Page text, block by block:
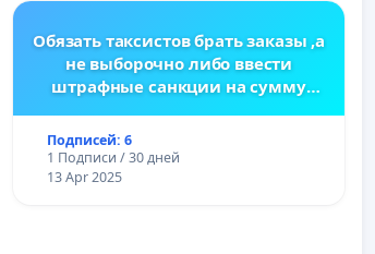
Обязать таксистов брать заказы ,а
не выборочно либо ввести
штрафные санкции на сумму
Подписей: 6
1 Подписи / 30 дней
13 Apr 2025